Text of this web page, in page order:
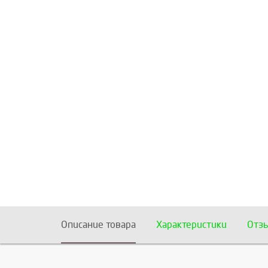
Описание товара Характеристики